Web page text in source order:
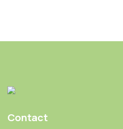
Contact